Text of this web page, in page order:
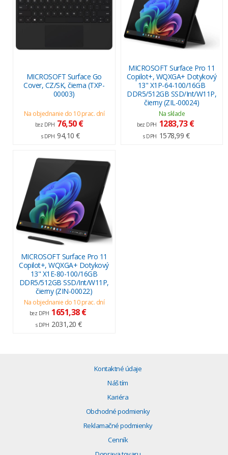
MICROSOFT Surface Go
Cover, CZ/SK, čierna (TXP-
00003)
Na objednanie do 10 prac. dní
bez DPH 76,50 €
s DPH 94,10 €
MICROSOFT Surface Pro 11
Copilot+, WQXGA+ Dotykový
13" X1P-64-100/16GB
DDR5/512GB SSD/Int/W11P,
čierny (ZIL-00024)
Na sklade
bez DPH 1283,73 €
s DPH 1578,99 €
MICROSOFT Surface Pro 11
Copilot+, WQXGA+ Dotykový
13" X1E-80-100/16GB
DDR5/512GB SSD/Int/W11P,
čierny (ZIN-00022)
Na objednanie do 10 prac. dní
bez DPH 1651,38 €
s DPH 2031,20 €
Kontaktné údaje
Náš tím
Kariéra
Obchodné podmienky
Reklamačné podmienky
Cenník